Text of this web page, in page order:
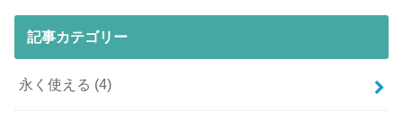
記事カテゴリー
永く使える (4)